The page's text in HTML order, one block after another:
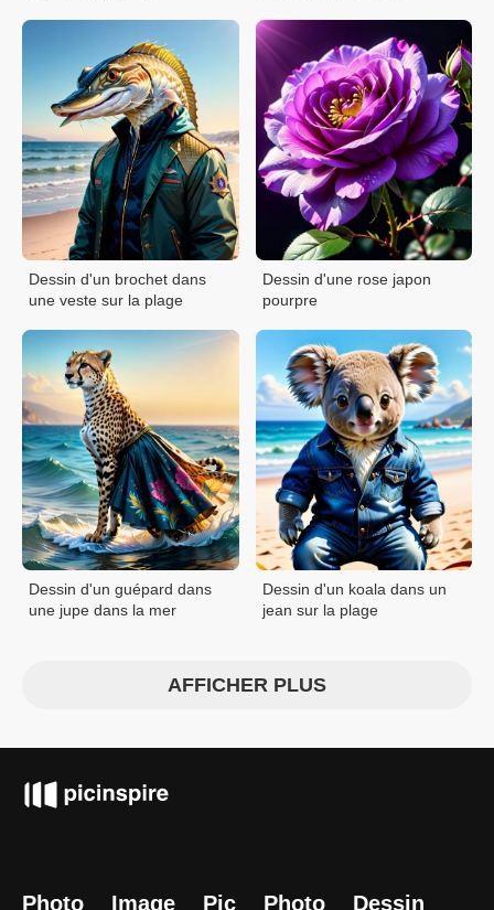
Dessin d'un brochet dans
une veste sur la plage
Dessin d'une rose japon
pourpre
Dessin d'un guépard dans
une jupe dans la mer
Dessin d'un koala dans un
jean sur la plage
AFFICHER PLUS
Photo Image Pic Photo Dessin